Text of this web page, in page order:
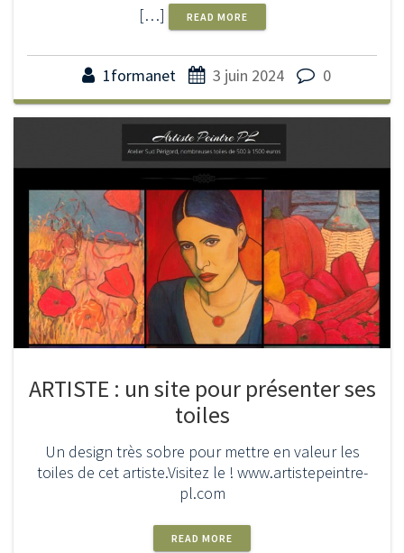
[…] READ MORE
1formanet 3 juin 2024 0
ARTISTE : un site pour présenter ses
toiles
Un design très sobre pour mettre en valeur les
toiles de cet artiste.Visitez le ! www.artistepeintre-
pl.com
READ MORE